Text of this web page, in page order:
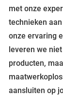
met onze
technieken
onze ervaring
leveren we
producten,
aansluiten op